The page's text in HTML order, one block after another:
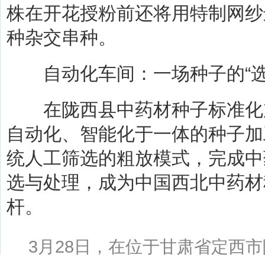
株在开花授粉前还将用特制网
种杂交串种。
自动化车间：一场种子的“
在陇西县中药材种子标准化
自动化、智能化于一体的种子
统人工筛选的粗放模式，完成
选与处理，成为中国西北中药
杆。
3月28日，在位于甘肃省定西